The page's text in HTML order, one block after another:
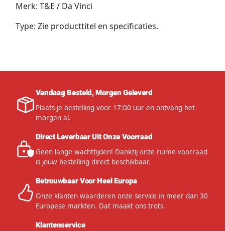
Merk: T&E / Da Vinci
Type: Zie producttitel en specificaties.
Vandaag Besteld, Morgen Geleverd
Plaats je bestelling voor 17:00 uur en ontvang het
morgen al.
Direct Leverbaar Uit Onze Voorraad
Geen lange wachttijden! Dankzij onze ruime voorraad
is jouw bestelling direct beschikbaar.
Betrouwbaar Voor Heel Europa
Onze klanten waarderen onze service in meer dan 30
Europese markten. Dat maakt ons trots.
Klantenservice